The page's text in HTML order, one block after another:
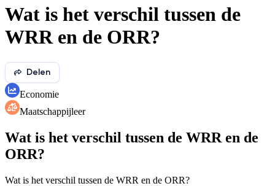
Wat is het verschil tussen de
WRR en de ORR?
Delen
Economie
Maatschappijleer
Wat is het verschil tussen de WRR en de
ORR?
Wat is het verschil tussen de WRR en de ORR?